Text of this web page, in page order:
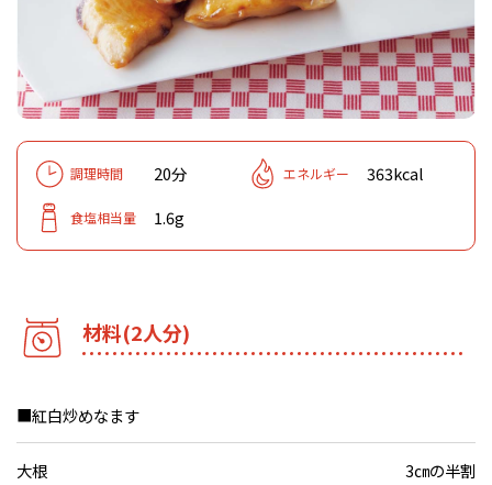
調理時間 20分 エネルギー 363kcal
食塩相当量 1.6g
材料(2人分)
■紅白炒めなます
大根 3㎝の半割